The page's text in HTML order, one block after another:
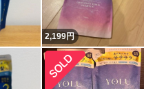
2,199円